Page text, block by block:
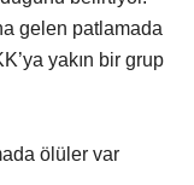
gelen patlamada
yakın bir grup
ölüler var